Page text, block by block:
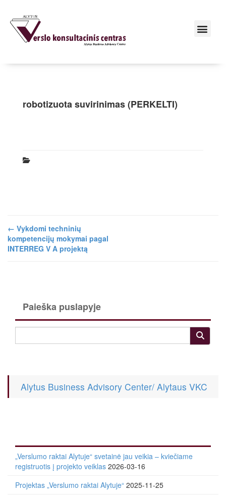
robotizuota suvirinimas (PERKELTI)
← Vykdomi techninių
kompetencijų mokymai pagal
INTERREG V A projektą
Paieška puslapyje
Alytus Business Advisory Center/ Alytaus VKC
„Verslumo raktai Alytuje“ svetainė jau veikia – kviečiame
registruotis į projekto veiklas 2026-03-16
Projektas „Verslumo raktai Alytuje“ 2025-11-25